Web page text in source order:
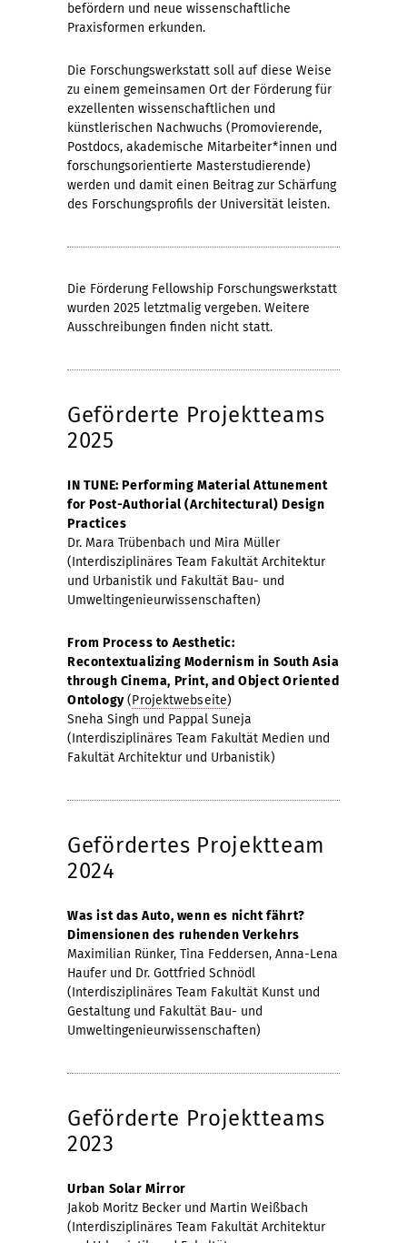
befördern und neue wissenschaftliche
Praxisformen erkunden.
Die Forschungswerkstatt soll auf diese Weise
zu einem gemeinsamen Ort der Förderung für
exzellenten wissenschaftlichen und
künstlerischen Nachwuchs (Promovierende,
Postdocs, akademische Mitarbeiter*innen und
forschungsorientierte Masterstudierende)
werden und damit einen Beitrag zur Schärfung
des Forschungsprofils der Universität leisten.
Die Förderung Fellowship Forschungswerkstatt
wurden 2025 letztmalig vergeben. Weitere
Ausschreibungen finden nicht statt.
Geförderte Projektteams
2025
IN TUNE: Performing Material Attunement
for Post-Authorial (Architectural) Design
Practices
Dr. Mara Trübenbach und Mira Müller
(Interdisziplinäres Team Fakultät Architektur
und Urbanistik und Fakultät Bau- und
Umweltingenieurwissenschaften)
From Process to Aesthetic:
Recontextualizing Modernism in South Asia
through Cinema, Print, and Object Oriented
Ontology(Projektwebseite)
Sneha Singh und Pappal Suneja
(Interdisziplinäres Team Fakultät Medien und
Fakultät Architektur und Urbanistik)
Gefördertes Projektteam
2024
Was ist das Auto, wenn es nicht fährt?
Dimensionen des ruhenden Verkehrs
Maximilian Rünker, Tina Feddersen, Anna-Lena
Haufer und Dr. Gottfried Schnödl
(Interdisziplinäres Team Fakultät Kunst und
Gestaltung und Fakultät Bau- und
Umweltingenieurwissenschaften)
Geförderte Projektteams
2023
Urban Solar Mirror
Jakob Moritz Becker und Martin Weißbach
(Interdisziplinäres Team Fakultät Architektur